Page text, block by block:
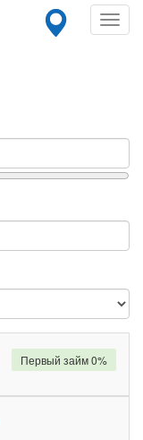
Первый займ 0%